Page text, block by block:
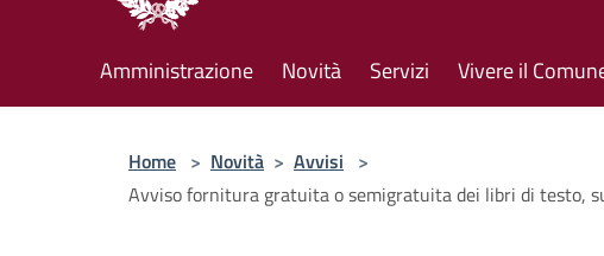
Amministrazione Novità Servizi Vivere il
Home > Novità > Avvisi >
Avviso fornitura gratuita o semigratuita dei libri di testo,